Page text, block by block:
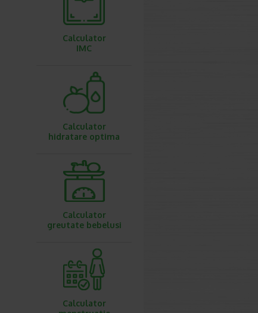
Calculator
IMC
Calculator
hidratare optima
Calculator
greutate bebelusi
Calculator